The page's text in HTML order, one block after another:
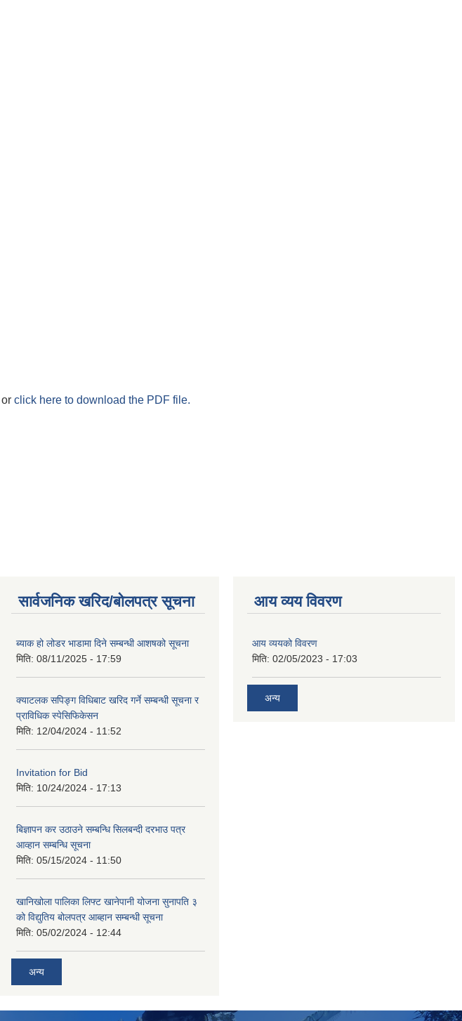
or click here to download the PDF file.
सार्वजनिक खरिद/बोलपत्र सूचना
ब्याक हो लोडर भाडामा दिने सम्बन्धी आशषको सूचना
मिति: 08/11/2025 - 17:59
क्याटलक सपिङ्ग विधिबाट खरिद गर्ने सम्बन्धी सूचना र
प्राविधिक स्पेसिफिकेसन
मिति: 12/04/2024 - 11:52
Invitation for Bid
मिति: 10/24/2024 - 17:13
बिज्ञापन कर उठाउने सम्बन्धि सिलबन्दी दरभाउ पत्र
आव्हान सम्बन्धि सूचना
मिति: 05/15/2024 - 11:50
खानिखोला पालिका लिफ्ट खानेपानी योजना सुनापति ३
को विद्युतिय बोलपत्र आब्हान सम्बन्धी सूचना
मिति: 05/02/2024 - 12:44
अन्य
आय व्यय विवरण
आय व्ययको विवरण
मिति: 02/05/2023 - 17:03
अन्य